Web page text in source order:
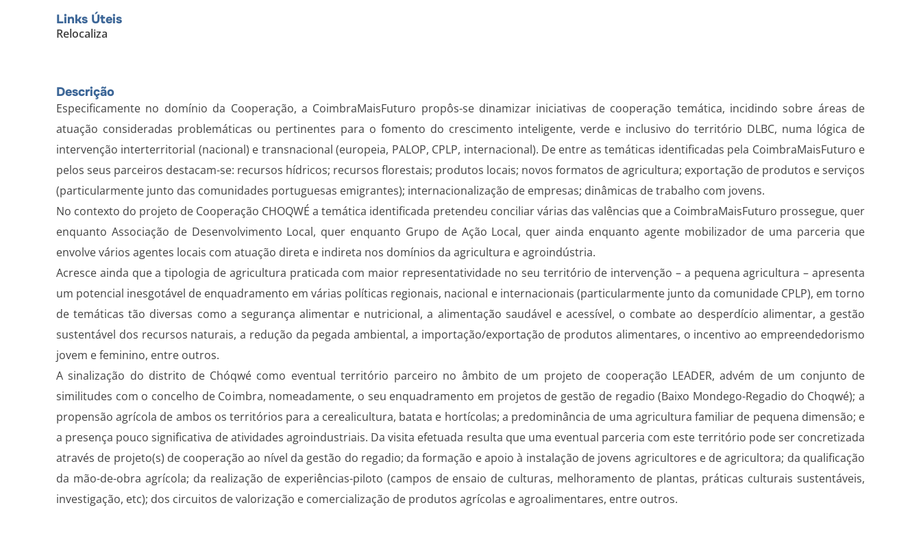
Links Úteis
Relocaliza
Descrição
Especificamente no domínio da Cooperação, a CoimbraMaisFuturo propôs-se dinamizar iniciativas de cooperação temática, incidindo sobre áreas de
atuação consideradas problemáticas ou pertinentes para o fomento do crescimento inteligente, verde e inclusivo do território DLBC, numa lógica de
intervenção interterritorial (nacional) e transnacional (europeia, PALOP, CPLP, internacional). De entre as temáticas identificadas pela CoimbraMaisFuturo e
pelos seus parceiros destacam-se: recursos hídricos; recursos florestais; produtos locais; novos formatos de agricultura; exportação de produtos e serviços
(particularmente junto das comunidades portuguesas emigrantes); internacionalização de empresas; dinâmicas de trabalho com jovens.
No contexto do projeto de Cooperação CHOQWÉ a temática identificada pretendeu conciliar várias das valências que a CoimbraMaisFuturo prossegue, quer
enquanto Associação de Desenvolvimento Local, quer enquanto Grupo de Ação Local, quer ainda enquanto agente mobilizador de uma parceria que
envolve vários agentes locais com atuação direta e indireta nos domínios da agricultura e agroindústria.
Acresce ainda que a tipologia de agricultura praticada com maior representatividade no seu território de intervenção – a pequena agricultura – apresenta
um potencial inesgotável de enquadramento em várias políticas regionais, nacional e internacionais (particularmente junto da comunidade CPLP), em torno
de temáticas tão diversas como a segurança alimentar e nutricional, a alimentação saudável e acessível, o combate ao desperdício alimentar, a gestão
sustentável dos recursos naturais, a redução da pegada ambiental, a importação/exportação de produtos alimentares, o incentivo ao empreendedorismo
jovem e feminino, entre outros.
A sinalização do distrito de Chóqwé como eventual território parceiro no âmbito de um projeto de cooperação LEADER, advém de um conjunto de
similitudes com o concelho de Coimbra, nomeadamente, o seu enquadramento em projetos de gestão de regadio (Baixo Mondego-Regadio do Choqwé); a
propensão agrícola de ambos os territórios para a cerealicultura, batata e hortícolas; a predominância de uma agricultura familiar de pequena dimensão; e
a presença pouco significativa de atividades agroindustriais. Da visita efetuada resulta que uma eventual parceria com este território pode ser concretizada
através de projeto(s) de cooperação ao nível da gestão do regadio; da formação e apoio à instalação de jovens agricultores e de agricultora; da qualificação
da mão-de-obra agrícola; da realização de experiências-piloto (campos de ensaio de culturas, melhoramento de plantas, práticas culturais sustentáveis,
investigação, etc); dos circuitos de valorização e comercialização de produtos agrícolas e agroalimentares, entre outros.